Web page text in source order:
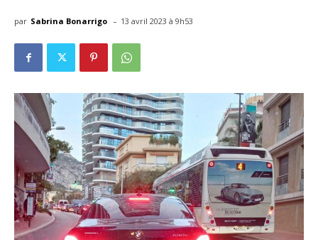
par Sabrina Bonarrigo - 13 avril 2023 à 9h53